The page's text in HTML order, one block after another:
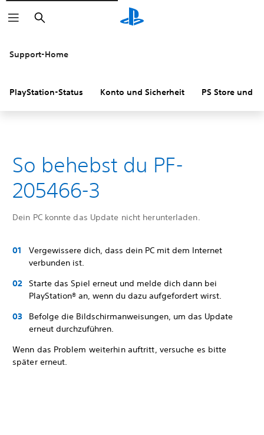
Suchen
Support-Home
PlayStation-Status Konto und Sicherheit PS Store und
So behebst du PF-
205466-3
Dein PC konnte das Update nicht herunterladen.
Vergewissere dich, dass dein PC mit dem Internet
verbunden ist.
Starte das Spiel erneut und melde dich dann bei
PlayStation® an, wenn du dazu aufgefordert wirst.
Befolge die Bildschirmanweisungen, um das Update
erneut durchzuführen.
Wenn das Problem weiterhin auftritt, versuche es bitte
später erneut.